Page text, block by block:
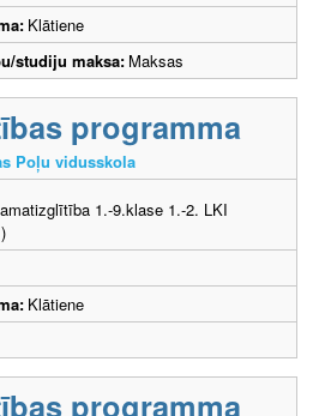
Klātiene
studiju maksa: Maksas
programma
Poļu vidusskola
1.-9.klase 1.-2. LKI
Klātiene
programma